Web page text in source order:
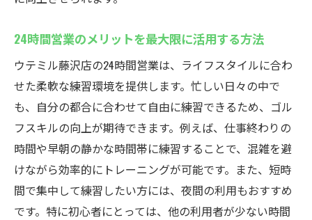
月額制プランの活用方法
最新シミュレーター完備のウテミル藤沢店で快
適ゴルフ練習
最新シミュレーターでの練習が可能な理由
リアルなコース体験がもたらす効果
スイング解析機を使った技術向上
シミュレーション練習のメリットと効果
快適に練習できる設備の紹介
24時間営業のメリットを最大限に活用する方法
ウテミル藤沢店の24時間営業は、ライフスタイルに合わ
せた柔軟な練習環境を提供します。忙しい日々の中で
も、自分の都合に合わせて自由に練習できるため、ゴル
フスキルの向上が期待できます。例えば、仕事終わりの
時間や早朝の静かな時間帯に練習することで、混雑を避
けながら効率的にトレーニングが可能です。また、短時
間で集中して練習したい方には、夜間の利用もおすすめ
です。特に初心者にとっては、他の利用者が少ない時間